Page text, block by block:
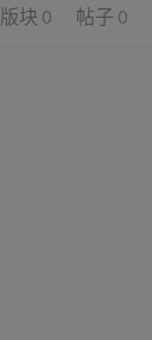
版块 0 帖子 0